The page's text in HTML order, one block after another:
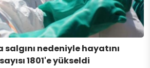
nedeniyle hayatını
1801'e yükseldi